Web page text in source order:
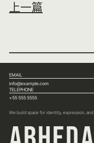
上一篇
EMAIL
info@example.com
TELEPHONE
+55 555 5555
We build space for identity, expression, and